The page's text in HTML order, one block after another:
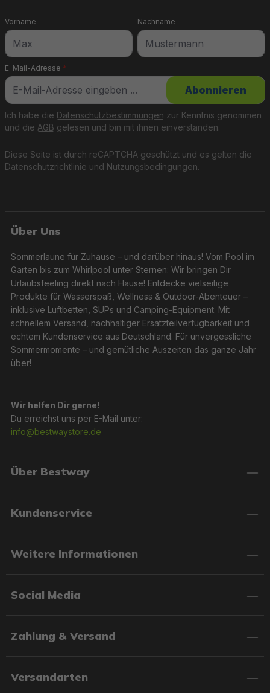
E-Mail-Adresse *
Vorname Nachname
Diese Seite ist durch reCAPTCHA geschützt und es gelten die
Datenschutzrichtlinie und Nutzungsbedingungen.
Ich habe die Datenschutzbestimmungen zur Kenntnis genommen
und die AGB gelesen und bin mit ihnen einverstanden.
Abonnieren
Über Uns
Sommerlaune für Zuhause – und darüber hinaus! Vom Pool im
Garten bis zum Whirlpool unter Sternen: Wir bringen Dir
Urlaubsfeeling direkt nach Hause! Entdecke vielseitige
Produkte für Wasserspaß, Wellness & Outdoor-Abenteuer –
inklusive Luftbetten, SUPs und Camping-Equipment. Mit
schnellem Versand, nachhaltiger Ersatzteilverfügbarkeit und
echtem Kundenservice aus Deutschland. Für unvergessliche
Sommermomente – und gemütliche Auszeiten das ganze Jahr
über!
Wir helfen Dir gerne!
Du erreichst uns per E-Mail unter:
info@bestwaystore.de
Über Bestway
Kundenservice
Weitere Informationen
Social Media
Zahlung & Versand
Versandarten